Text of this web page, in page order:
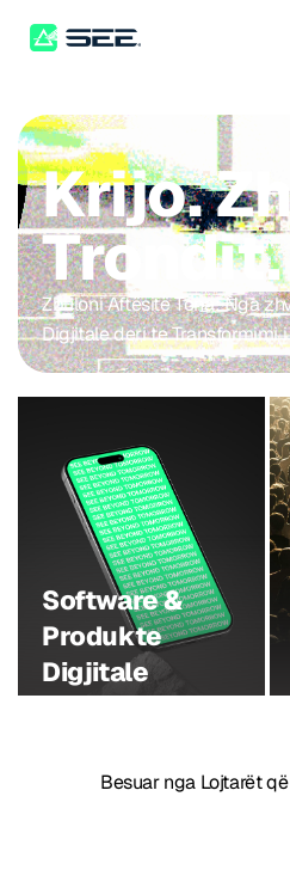
Krijo.
Trondit.
Zbuloni Aftësitë Tona: Nga
Digjitale deri te Transformimi
Software &
Produkte
Digjitale
Besuar nga Lojtarët